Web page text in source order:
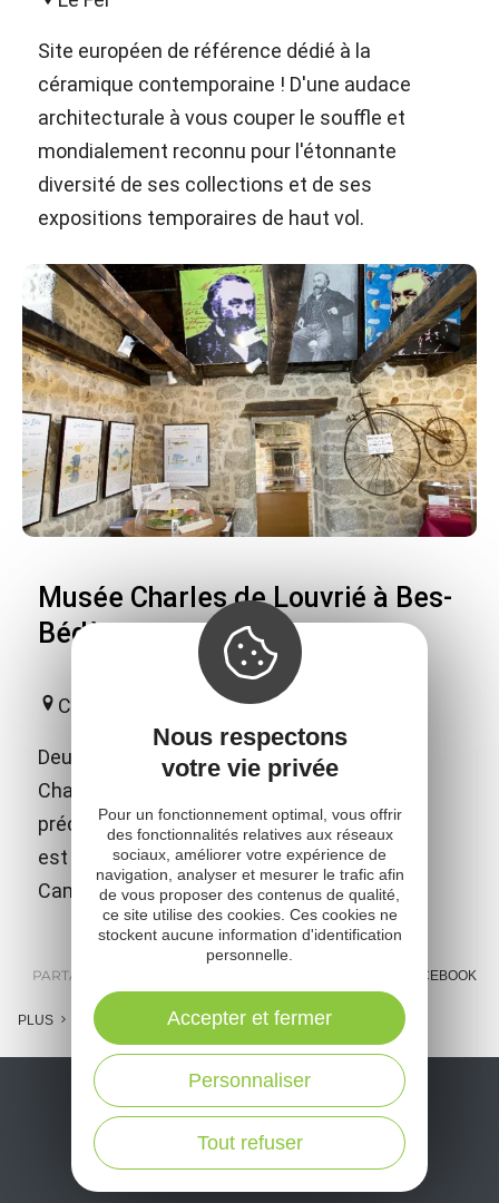
Site européen de référence dédié à la
céramique contemporaine ! D'une audace
architecturale à vous couper le souffle et
mondialement reconnu pour l'étonnante
diversité de ses collections et de ses
expositions temporaires de haut vol.
Musée Charles de Louvrié à Bes-
Bédène
Campouriez
Deux salles d'expositions sont dédiées à
Charles de Louvrié, ingénieur français
précurseur du moteur à réaction. Ce musée
est situé à Bes-Bédène (commune de
Campouriez).
PARTAGER : FACEBOOK
PLUS
Nous respectons
votre vie privée
Pour un fonctionnement optimal, vous offrir
des fonctionnalités relatives aux réseaux
sociaux, améliorer votre expérience de
navigation, analyser et mesurer le trafic afin
de vous proposer des contenus de qualité,
ce site utilise des cookies. Ces cookies ne
stockent aucune information d'identification
personnelle.
Tout refuser
Personnaliser
Accepter et fermer